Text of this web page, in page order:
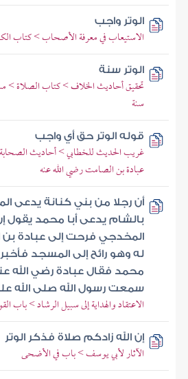
الوتر واجب
الاستيعاب في معرفة الأصحاب > كتاب
الوتر سنة
تحقيق أحاديث الخلاف > كتاب الصلاة >
سنة
قوله الوتر حق أي واجب
غريب الحديث للخطابي > أحاديث
عبادة بن الصامت رضي الله عنه
أن رجلا من بني كنانة يدعى
بالشام يدعى أبا محمد يقول
المخدجي فرحت إلى عبادة
له وهو رائح إلى المسجد
محمد فقال عبادة رضي الله
سمعت رسول الله صلى الله
الاعتقاد والهداية إلى سبيل الرشاد > باب
إن الله زادكم صلاة فذكر الوتر
الآثار لأبي يوسف > باب في الأضحى